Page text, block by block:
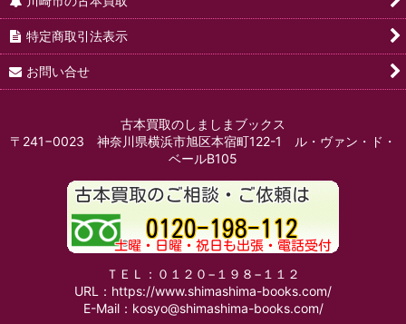
特定商取引法表示
お問い合せ
古本買取のしましまブックス
〒241−0023 神奈川県横浜市旭区本宿町122-1 ル・ヴァン・ド・
ベールB105
ＴＥＬ：０１２０−１９８−１１２
URL：https://www.shimashima-books.com/
E-Mail：kosyo@shimashima-books.com/